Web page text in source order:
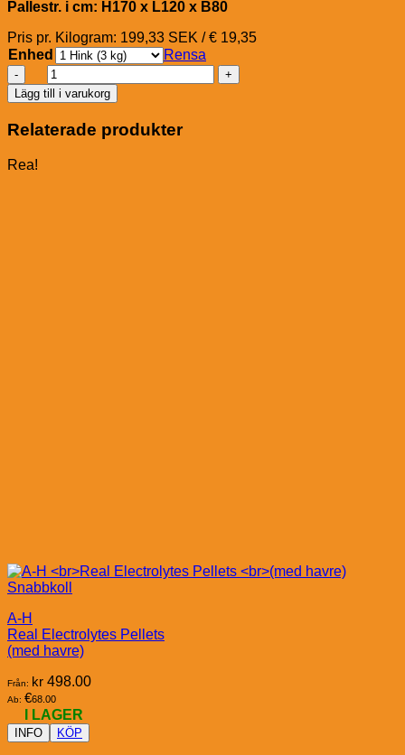
Pallestr. i cm: H170 x L120 x B80
Pris pr. Kilogram: 199,33 SEK / € 19,35
Enhed
Rensa
H
Gastric
Cover
Pellets
havre)
Lägg till i varukorg
Relaterade produkter
Rea!
Snabbkoll
A-H
Real Electrolytes Pellets
(med havre)
Från: kr 498.00
Ab: €68.00
I LAGER
INFO KÖP